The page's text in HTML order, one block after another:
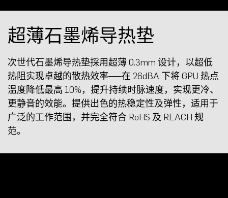
超薄石墨烯导热垫
次世代石墨烯导热垫採用超薄 0.3mm 设计，以超低
热阻实现卓越的散热效率──在 26dBA 下将 GPU 热点
温度降低最高 10%，提升持续时脉速度，实现更冷、
更静音的效能。提供出色的热稳定性及弹性，适用于
广泛的工作范围，并完全符合 RoHS 及 REACH 规
范。